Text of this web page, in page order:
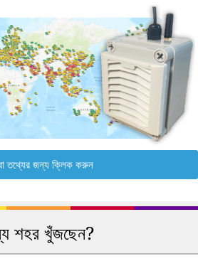
তথ্যের জন্য ক্লিক করুন
শহর খুঁজছেন?